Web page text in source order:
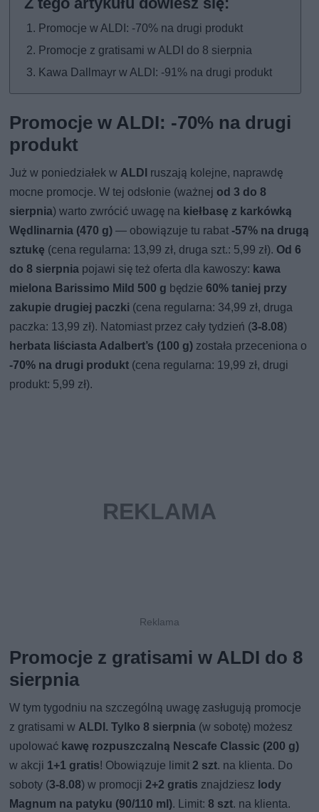
Promocje w ALDI: -70% na drugi produkt
Promocje z gratisami w ALDI do 8 sierpnia
Kawa Dallmayr w ALDI: -91% na drugi produkt
Promocje w ALDI: -70% na drugi
produkt
Już w poniedziałek wALDI ruszają kolejne, naprawdę
mocne promocje. W tej odsłonie (ważnej od 3 do 8
sierpnia) warto zwrócić uwagę na kiełbasę z karkówką
Wędlinarnia (470 g) — obowiązuje tu rabat-57% na drugą
sztukę (cena regularna: 13,99 zł, druga szt.: 5,99 zł). Od 6
do 8 sierpnia pojawi się też oferta dla kawoszy: kawa
mielona Barissimo Mild 500 g będzie60% taniej przy
zakupie drugiej paczki (cena regularna: 34,99 zł, druga
paczka: 13,99 zł). Natomiast przez cały tydzień (3-8.08)
herbata liściasta Adalbert’s (100 g) została przeceniona o
-70% na drugi produkt (cena regularna: 19,99 zł, drugi
produkt: 5,99 zł).
Promocje z gratisami w ALDI do 8
sierpnia
W tym tygodniu na szczególną uwagę zasługują promocje
z gratisami wALDI. Tylko 8 sierpnia (w sobotę) możesz
upolować kawę rozpuszczalną Nescafe Classic (200 g)
w akcji 1+1 gratis! Obowiązuje limit2 szt. na klienta. Do
soboty (3-8.08) w promocji2+2 gratis znajdziesz lody
Magnum na patyku (90/110 ml). Limit:8 szt. na klienta.